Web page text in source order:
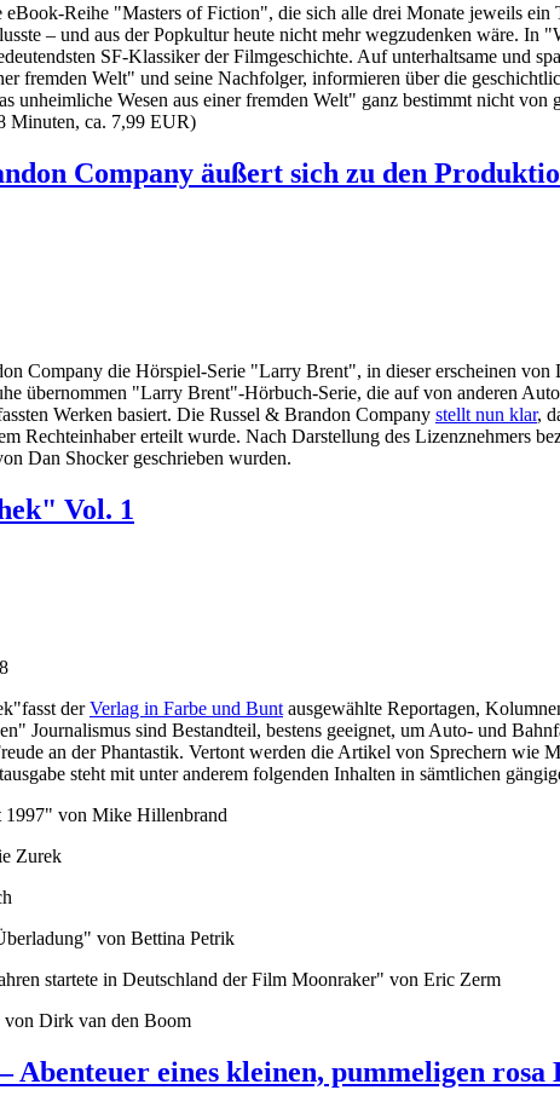
eBook-Reihe "Masters of Fiction", die sich alle drei Monate jeweils ein
– und aus der Popkultur heute nicht mehr wegzudenken wäre.
SF-Klassiker der Filmgeschichte. Auf unterhaltsame und
fremden Welt" und seine Nachfolger, informieren über die
unheimliche Wesen aus einer fremden Welt" ganz bestimmt nicht
Minuten, ca. 7,99 EUR)
Company äußert sich zu den
Company die Hörspiel-Serie "Larry Brent", in dieser erscheinen
übernommen "Larry Brent"-Hörbuch-Serie, die auf von anderen
Werken basiert. Die Russel & Brandon Company stellt nun klar,
Rechteinhaber erteilt wurde. Nach Darstellung des Lizenznehmers
Dan Shocker geschrieben wurden.
Vol. 1
derVerlag in Farbe und Bunt ausgewählte Reportagen,
Journalismus sind Bestandteil, bestens geeignet, um Auto- und
an der Phantastik. Vertont werden die Artikel von Sprechern
steht mit unter anderem folgenden Inhalten in sämtlichen
1997" von Mike Hillenbrand
Zurek
von Bettina Petrik
startete in Deutschland der Film Moonraker" von Eric Zerm
von Dirk van den Boom
eines kleinen, pummeligen rosa